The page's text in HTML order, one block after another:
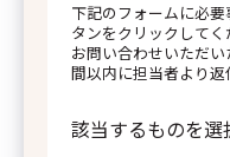
を入力の上、「送信する」ボ
たします。
下記のフォームに必
タンをクリックしてく
お問い合わせいただ
間以内に担当者より返
該当するものを選